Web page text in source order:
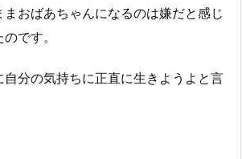
おばあちゃんになるのは嫌だと感じ
です。
自分の気持ちに正直に生きようよと言